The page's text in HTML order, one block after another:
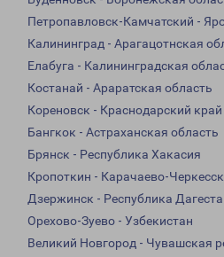
Петропавловск-Камчатский -
Калининград - Арагацотнская
Елабуга - Калининградская
Костанай - Араратская область
Кореновск - Краснодарский край
Бангкок - Астраханская область
Брянск - Республика Хакасия
Кропоткин - Карачаево-
Дзержинск - Республика
Орехово-Зуево - Узбекистан
Великий Новгород - Чувашская